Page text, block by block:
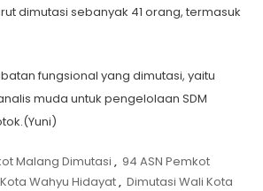
dimutasi sebanyak 41 orang, termasuk
fungsional yang dimutasi, yaitu
muda untuk pengelolaan SDM
Malang Dimutasi , 94 ASN Pemkot
Wahyu Hidayat, Dimutasi Wali Kota